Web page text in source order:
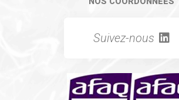
Suivez-nous